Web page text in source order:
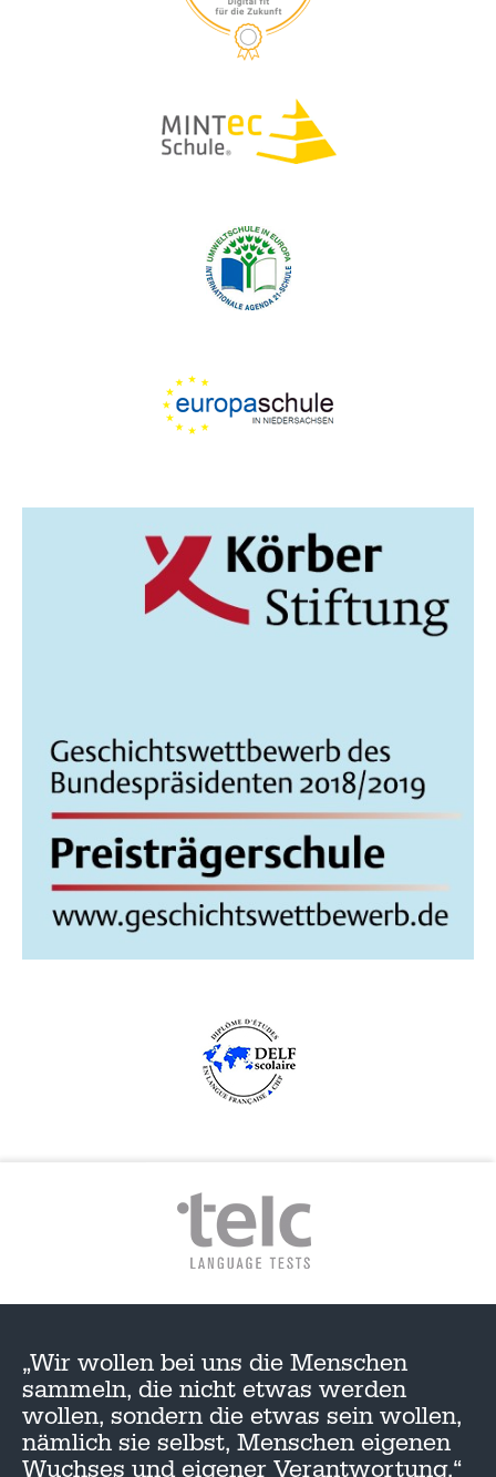
„Wir wollen bei uns die Menschen
sammeln, die nicht etwas werden
wollen, sondern die etwas sein wollen,
nämlich sie selbst, Menschen eigenen
Wuchses und eigener Verantwortung.“